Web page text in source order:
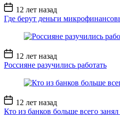
Дата
записи
12 лет назад
Где берут деньги
Дата
записи
12 лет назад
Россияне разучились работать
Дата
записи
12 лет назад
Кто из банков больше всего